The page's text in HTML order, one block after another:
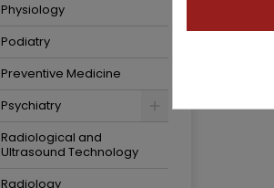
Physiology
Podiatry
Preventive Medicine
Psychiatry
Radiological and
Ultrasound Technology
Radiology